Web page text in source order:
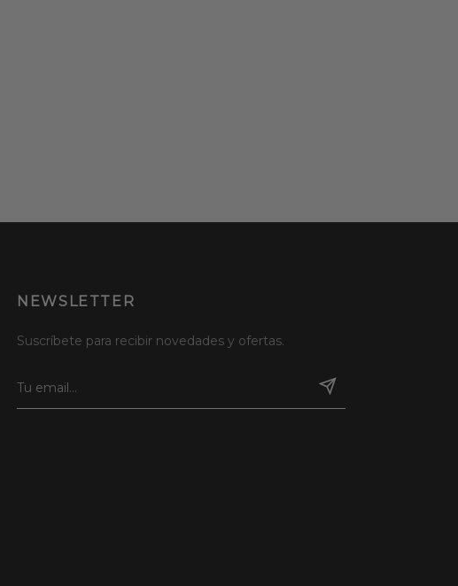
NEWSLETTER
Suscríbete para recibir novedades y ofertas.